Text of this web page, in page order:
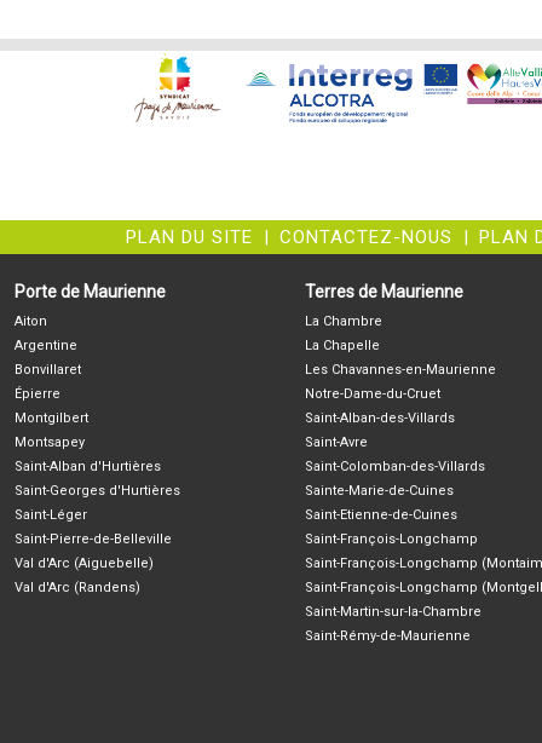
PLAN DU SITE CONTACTEZ-NOUS PLAN
Porte de Maurienne
Aiton
Argentine
Bonvillaret
Épierre
Montgilbert
Montsapey
Saint-Alban d'Hurtières
Saint-Georges d'Hurtières
Saint-Léger
Saint-Pierre-de-Belleville
Val d'Arc (Aiguebelle)
Val d'Arc (Randens)
Terres de Maurienne
La Chambre
La Chapelle
Les Chavannes-en-Maurienne
Notre-Dame-du-Cruet
Saint-Alban-des-Villards
Saint-Avre
Saint-Colomban-des-Villards
Sainte-Marie-de-Cuines
Saint-Etienne-de-Cuines
Saint-François-Longchamp
Saint-François-Longchamp
Saint-François-Longchamp
Saint-Martin-sur-la-Chambre
Saint-Rémy-de-Maurienne